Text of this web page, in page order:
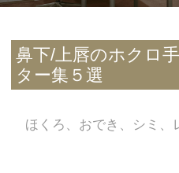
鼻下/上唇のホクロ
ター集５選
ほくろ、おでき、シミ、